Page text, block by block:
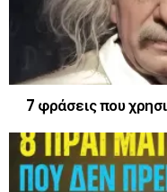
7 φράσεις που